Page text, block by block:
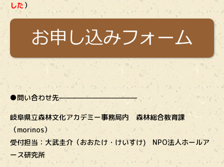
した）
●問い合わせ先————————————
岐阜県立森林文化アカデミー事務局内 森林総合教育課
（morinos）
受付担当：大武圭介（おおたけ・けいすけ) NPO法人ホールア
ース研究所